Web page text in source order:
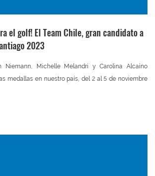
el golf! El Team Chile, gran candidato a
2023
Niemann, Michelle Melandri y Carolina Alcaíno
medallas en nuestro país, del 2 al 5 de noviembre